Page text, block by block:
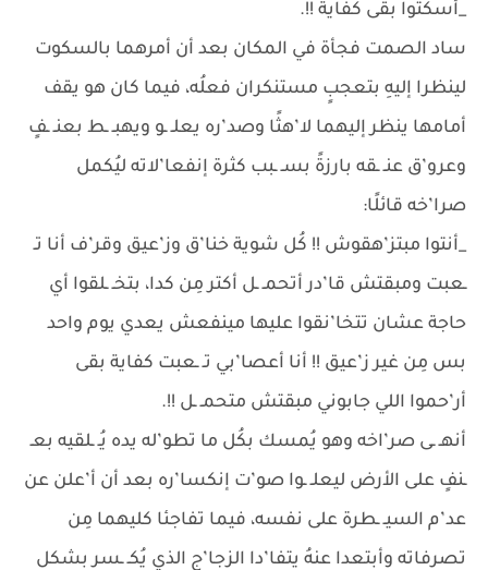
_أسكتوا بقى كفاية !!.
ساد الصمت فجأة في المكان بعد أن أمرهما بالسكوت
لينظرا إليهِ بتعجبٍ مستنكران فعلُه، فيما كان هو يقف
أمامها ينظر إليهما لا’هثًا وصد’ره يعلـ ـو ويهبـ ـط بعنـ ـفٍ
وعرو’ق عنـ ـقه بارزةً بسـ ـبب كثرة إنفعا’لاته ليُكمل
صرا’خه قائلًا:
_أنتوا مبتز’هقوش !! كُل شوية خنا’ق وز’عيق وقر’ف أنا تـ
ـعبت ومبقتش قا’در أتحمـ ـل أكتر مِن كدا، بتخـ ـلقوا أي
حاجة عشان تتخا’نقوا عليها مينفعش يعدي يوم واحد
بس مِن غير ز’عيق !! أنا أعصا’بي تـ ـعبت كفاية بقى
أر’حموا اللي جابوني مبقتش متحمـ ـل !!.
أنهـ ـى صر’اخه وهو يُمسك بكُل ما تطو’له يده يُـ ـلقيه بعـ
ـنفٍ على الأرض ليعلـ ـوا صو’ت إنكسا’ره بعد أن أ’علن عن
عد’م السيـ ـطرة على نفسه، فيما تفاجئا كليهما مِن
تصرفاته وأبتعدا عنهُ يتفا’دا الزجا’ج الذي يُكـ ـسر بشكلٍ